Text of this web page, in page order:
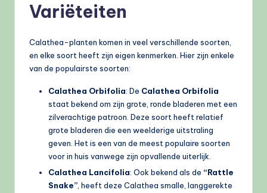
Variëteiten
Calathea-planten komen in veel verschillende soorten,
en elke soort heeft zijn eigen kenmerken. Hier zijn enkele
van de populairste soorten:
Calathea Orbifolia: De Calathea Orbifolia
staat bekend om zijn grote, ronde bladeren met een
zilverachtige patroon. Deze soort heeft relatief
grote bladeren die een weelderige uitstraling
geven. Het is een van de meest populaire soorten
voor in huis vanwege zijn opvallende uiterlijk.
Calathea Lancifolia: Ook bekend als de “Rattle
Snake”, heeft deze Calathea smalle, langgerekte